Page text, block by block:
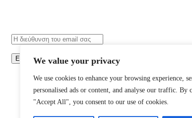
We value your privacy
We use cookies to enhance your browsing experience,
personalised ads or content, and analyse our traffic. By
"Accept All", you consent to our use of cookies.
Εγγραφή